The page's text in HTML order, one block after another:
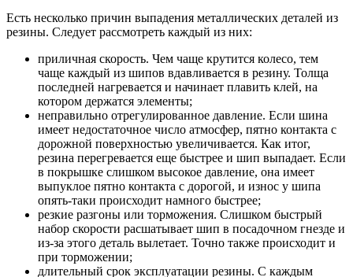
Есть несколько причин выпадения металлических деталей из
резины. Следует рассмотреть каждый из них:
приличная скорость. Чем чаще крутится колесо, тем
чаще каждый из шипов вдавливается в резину. Толща
последней нагревается и начинает плавить клей, на
котором держатся элементы;
неправильно отрегулированное давление. Если шина
имеет недостаточное число атмосфер, пятно контакта с
дорожной поверхностью увеличивается. Как итог,
резина перегревается еще быстрее и шип выпадает. Если
в покрышке слишком высокое давление, она имеет
выпуклое пятно контакта с дорогой, и износ у шипа
опять-таки происходит намного быстрее;
резкие разгоны или торможения. Слишком быстрый
набор скорости расшатывает шип в посадочном гнезде и
из-за этого деталь вылетает. Точно также происходит и
при торможении;
длительный срок эксплуатации резины. С каждым